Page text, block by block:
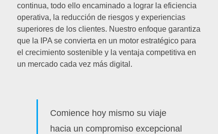
continua, todo ello encaminado a lograr la eficiencia
operativa, la reducción de riesgos y experiencias
superiores de los clientes. Nuestro enfoque garantiza
que la IPA se convierta en un motor estratégico para
el crecimiento sostenible y la ventaja competitiva en
un mercado cada vez más digital.
Comience hoy mismo su viaje
hacia un compromiso excepcional